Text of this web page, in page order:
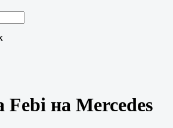
Febi на Mercedes